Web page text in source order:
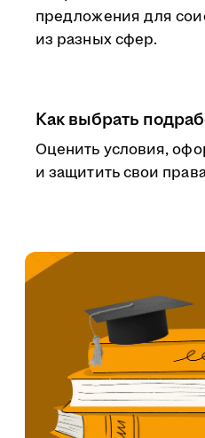
предложения для
из разных сфер.
Как выбрать
Оценить условия,
и защитить свои